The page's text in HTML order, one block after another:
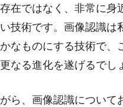
在ではなく、非常に身
技術です。画像認識は
なものにする技術で、
なる進化を遂げるでし
ら、画像認識について